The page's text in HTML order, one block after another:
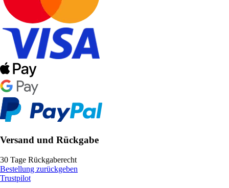
Versand und Rückgabe
30 Tage Rückgaberecht
Bestellung zurückgeben
Trustpilot